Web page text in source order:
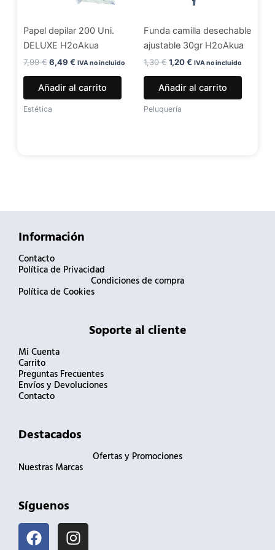
Papel depilar 200 Uni.
DELUXE H2oAkua
7,99€6,49 € IVA no incluido
Añadir al carrito
Estética
Funda camilla desechable
ajustable 30gr H2oAkua
1,30€1,20€ IVA no incluido
Añadir al carrito
Peluquería
Información
Contacto
Política de Privacidad
Condiciones de compra
Política de Cookies
Soporte al cliente
Mi Cuenta
Carrito
Preguntas Frecuentes
Envíos y Devoluciones
Contacto
Destacados
Ofertas y Promociones
Nuestras Marcas
Síguenos
F
a
I
n